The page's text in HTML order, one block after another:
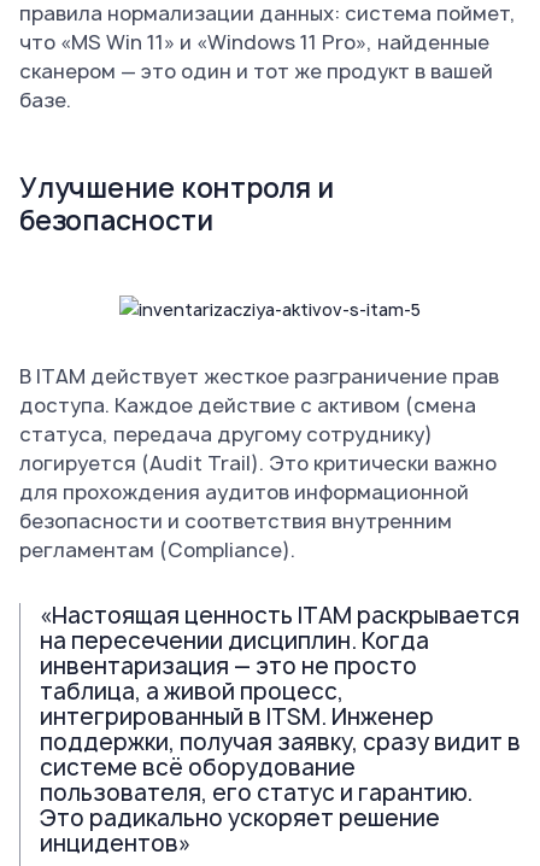
правила нормализации данных: система поймет,
что «MS Win 11» и «Windows 11 Pro», найденные
сканером — это один и тот же продукт в вашей
базе.
Улучшение контроля и
безопасности
В ITAM действует жесткое разграничение прав
доступа. Каждое действие с активом (смена
статуса, передача другому сотруднику)
логируется (Audit Trail). Это критически важно
для прохождения аудитов информационной
безопасности и соответствия внутренним
регламентам (Compliance).
«Настоящая ценность ITAM раскрывается
на пересечении дисциплин. Когда
инвентаризация — это не просто
таблица, а живой процесс,
интегрированный в ITSM. Инженер
поддержки, получая заявку, сразу видит в
системе всё оборудование
пользователя, его статус и гарантию.
Это радикально ускоряет решение
инцидентов»